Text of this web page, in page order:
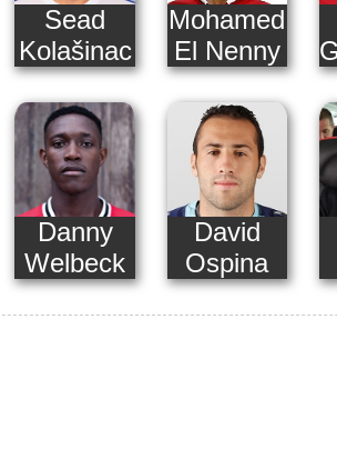
Sead
Kolašinac
Mohamed
El Nenny
Danny
Welbeck
David
Ospina